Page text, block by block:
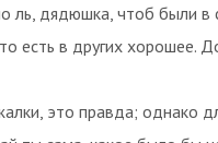
ль, дядюшка, чтоб были в
есть в других хорошее.
это правда; однако